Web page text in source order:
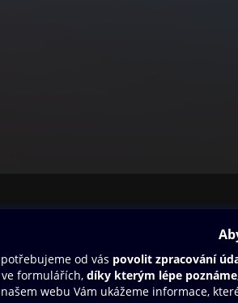
Aplikace a hry
SMS/MMS Info
Blog
Dárkový poukaz
Nápověda